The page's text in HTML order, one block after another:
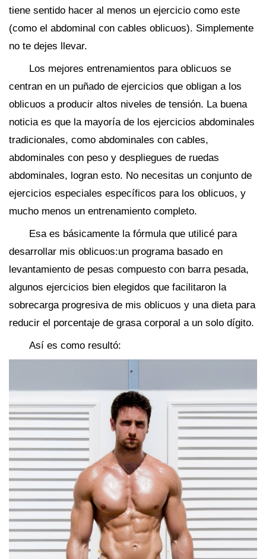
tiene sentido hacer al menos un ejercicio como este
(como el abdominal con cables oblicuos). Simplemente
no te dejes llevar.
Los mejores entrenamientos para oblicuos se
centran en un puñado de ejercicios que obligan a los
oblicuos a producir altos niveles de tensión. La buena
noticia es que la mayoría de los ejercicios abdominales
tradicionales, como abdominales con cables,
abdominales con peso y despliegues de ruedas
abdominales, logran esto. No necesitas un conjunto de
ejercicios especiales específicos para los oblicuos, y
mucho menos un entrenamiento completo.
Esa es básicamente la fórmula que utilicé para
desarrollar mis oblicuos:un programa basado en
levantamiento de pesas compuesto con barra pesada,
algunos ejercicios bien elegidos que facilitaron la
sobrecarga progresiva de mis oblicuos y una dieta para
reducir el porcentaje de grasa corporal a un solo dígito.
Así es como resultó: